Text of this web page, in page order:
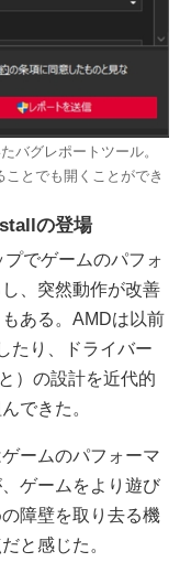
バグレポートツール。
とでも開くことができ
の登場
でゲームのパフォ
、突然動作が改善
ある。AMDは以前
たり、ドライバー
）の設計を近代的
できた。
ームのパフォーマ
ゲームをより遊び
障壁を取り去る機
と感じた。